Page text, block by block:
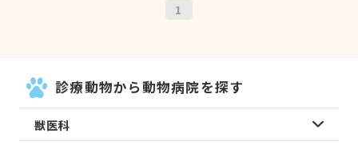
1
診療動物から動物病院を探す
獣医科